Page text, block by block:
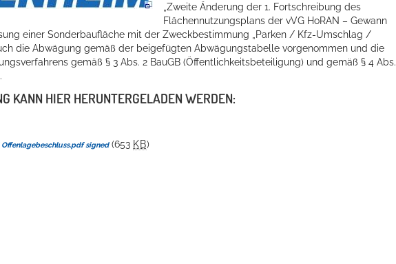
„Zweite Änderung der 1. Fortschreibung des
Flächennutzungsplans der vVG HoRAN – Gewann
einer Sonderbaufläche mit der Zweckbestimmung „Parken / Kfz-Umschlag /
die Abwägung gemäß der beigefügten Abwägungstabelle vorgenommen und die
gemäß § 3 Abs. 2 BauGB (Öffentlichkeitsbeteiligung) und gemäß § 4 Abs.
KANN HIER HERUNTERGELADEN WERDEN:
signed (653 KB)